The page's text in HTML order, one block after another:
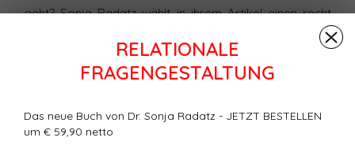
RELATIONALE
FRAGENGESTALTUNG
Das neue Buch von Dr. Sonja Radatz - JETZT BESTELLEN
um € 59,90 netto
geht? Sonja Radatz wählt in ihrem Artikel einen recht
innovativen Zugang zum Thema „Wie Sie weniger und
intelligenter arbeiten“. Sie lässt Ihre Arbeit zu Wort
kommen und bringt sie geschickt in einen Dialog mit
Antworten entstehen, die Ihrer Beziehung neue